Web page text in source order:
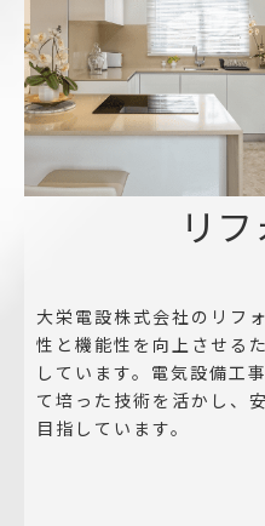
リ
大栄電設株式会社のリフ
性と機能性を向上させる
しています。電気設備工
て培った技術を活かし、
目指しています。